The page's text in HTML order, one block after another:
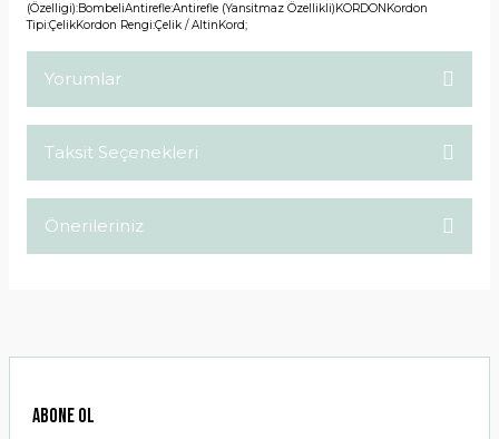
(Özelligi):BombeliAntirefle:Antirefle (Yansitmaz Özellikli)KORDONKordon
Tipi:ÇelikKordon Rengi:Çelik / AltinKord;
Yorumlar
Taksit Seçenekleri
Önerileriniz
Ürün resmi kalitesiz, bozuk veya görüntülenemiyor.
ABONE OL